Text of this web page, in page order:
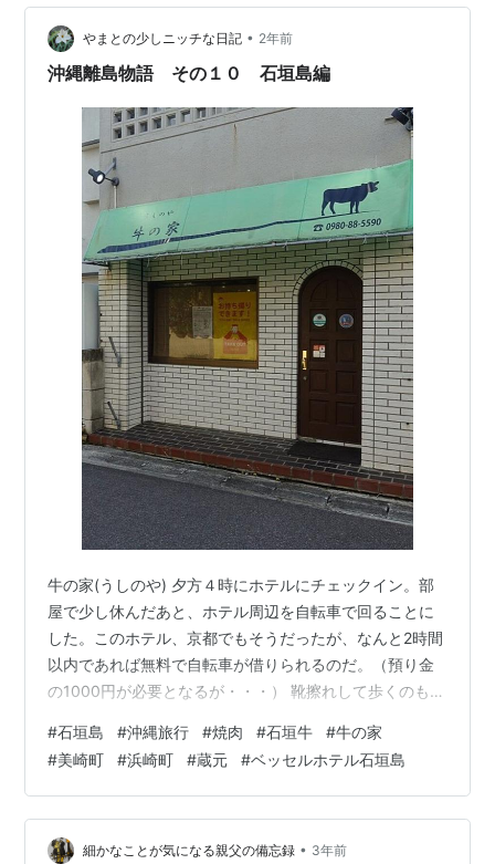
ではなかった。黒人ジャズっぽいアメリカであって、ビ
ルボード・キャッシュボックスっぽいアメリカではなか
った。 なら…
やまとの少しニッチな日記 • 2年前
沖縄離島物語 その１０ 石垣島編
牛の家(うしのや) 夕方４時にホテルにチェックイン。部
屋で少し休んだあと、ホテル周辺を自転車で回ることに
した。このホテル、京都でもそうだったが、なんと2時間
以内であれば無料で自転車が借りられるのだ。（預り金
の1000円が必要となるが・・・） 靴擦れして歩くのもや
らプチ観光旅行だｗ というわけで最初に出かけたのが、
石垣市立八重山博物館 石垣市立八重山博物館 古い建
物・・・。博物館自体が博物館だ。昭和47年に開館した
そうなので、もう50年以上も前の建物ですね。入館料は
200円だそうですが、私が到着したときには閉館時間の5
#石垣島 #沖縄旅行 #焼肉 #石垣牛 #牛の家
#美崎町 #浜崎町 #蔵元 #ベッセルホテル石垣島
細かなことが気になる親父の備忘録 • 3年前